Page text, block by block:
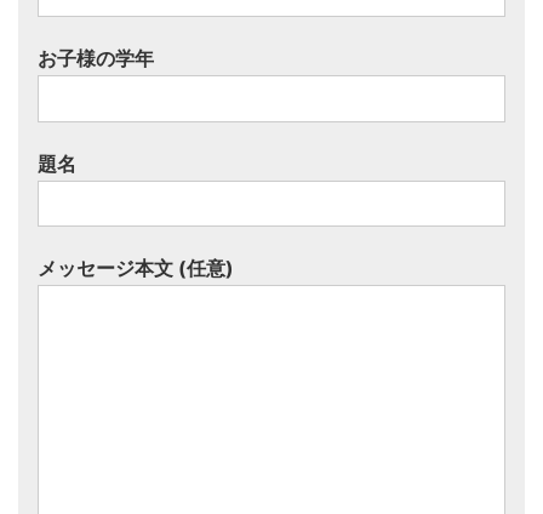
お子様の学年
題名
メッセージ本文 (任意)